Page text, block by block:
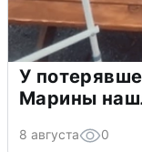
У
Марины
8 августа 0